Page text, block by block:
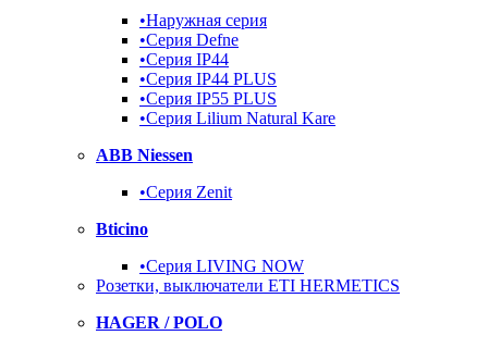
•Наружная серия
•Серия Defne
•Серия IP44
•Серия IP44 PLUS
•Серия IP55 PLUS
•Серия Lilium Natural Kare
ABB Niessen
•Серия Zenit
Bticino
•Серия LIVING NOW
Розетки, выключатели ETI HERMETICS
HAGER / POLO